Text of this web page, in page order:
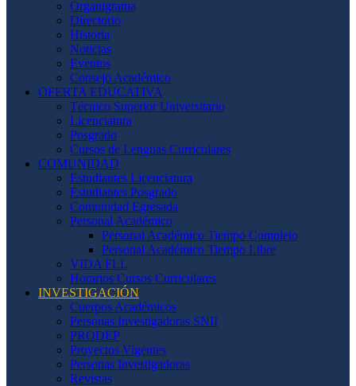
Organigrama
Directorio
Historia
Noticias
Eventos
Consejo Académico
OFERTA EDUCATIVA
Técnico Superior Universitario
Licenciatura
Posgrado
Cursos de Lenguas Curriculares
COMUNIDAD
Estudiantes Licenciatura
Estudiantes Posgrado
Comunidad Egresada
Personal Académico
Personal Académico Tiempo Completo
Personal Académico Tiempo Libre
VIDA FLL
Horarios Cursos Curriculares
INVESTIGACIÓN
Cuerpos Académicos
Personas Investigadoras SNII
PRODEP
Proyectos Vigentes
Personas Investigadoras
Revistas